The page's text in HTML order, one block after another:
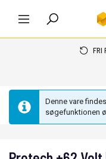
FRI
Denne vare
søgefunktionen